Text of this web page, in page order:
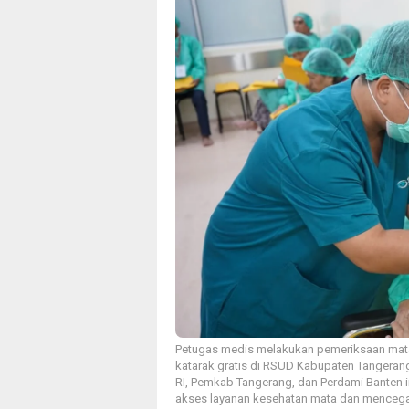
Petugas medis melakukan pemeriksaan
katarak gratis di RSUD Kabupaten
RI, Pemkab Tangerang, dan Perdami
akses layanan kesehatan mata dan